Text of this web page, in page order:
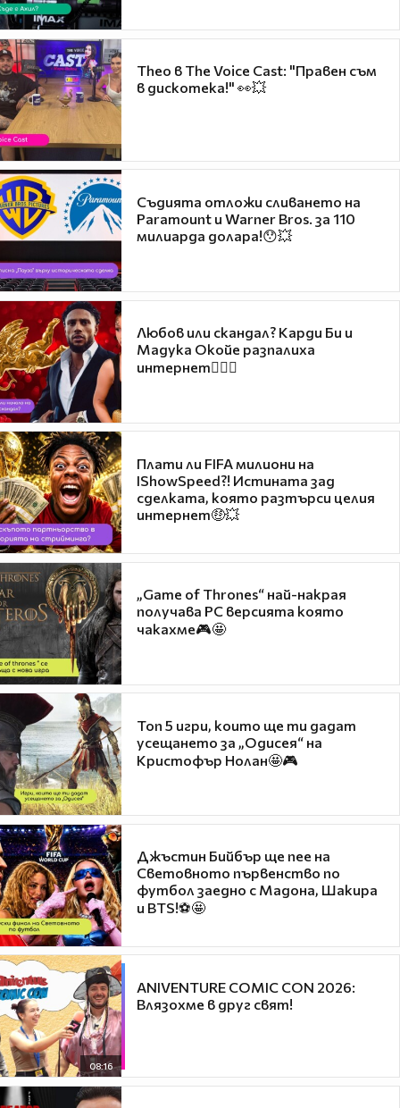
Theo в The Voice Cast: "Правен съм
в дискотека!" 👀💥
Съдията отложи сливането на
Paramount и Warner Bros. за 110
милиарда долара!😯💥
Любов или скандал? Карди Би и
Мадука Окойе разпалиха
интернет❤️‍🔥🔥
Плати ли FIFA милиони на
IShowSpeed?! Истината зад
сделката, която разтърси целия
интернет🤑💥
„Game of Thrones“ най-накрая
получава PC версията която
чакахме🎮🤩
Топ 5 игри, които ще ти дадат
усещането за „Одисея“ на
Кристофър Нолан🤩🎮
Джъстин Бийбър ще пее на
Световното първенство по
футбол заедно с Мадона, Шакира
и BTS!⚽🤩
08:16
ANIVENTURE COMIC CON 2026:
Влязохме в друг свят!